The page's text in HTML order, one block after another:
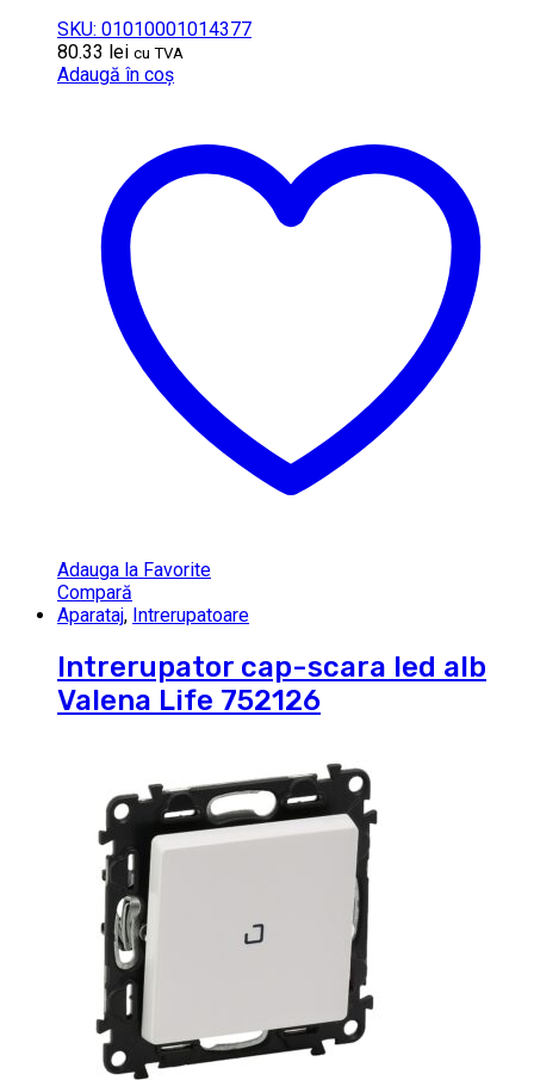
SKU: 01010001014377
80.33 lei cu TVA
Adaugă în coș
Adauga la Favorite
Compară
Aparataj, Intrerupatoare
Intrerupator cap-scara led alb
Valena Life 752126